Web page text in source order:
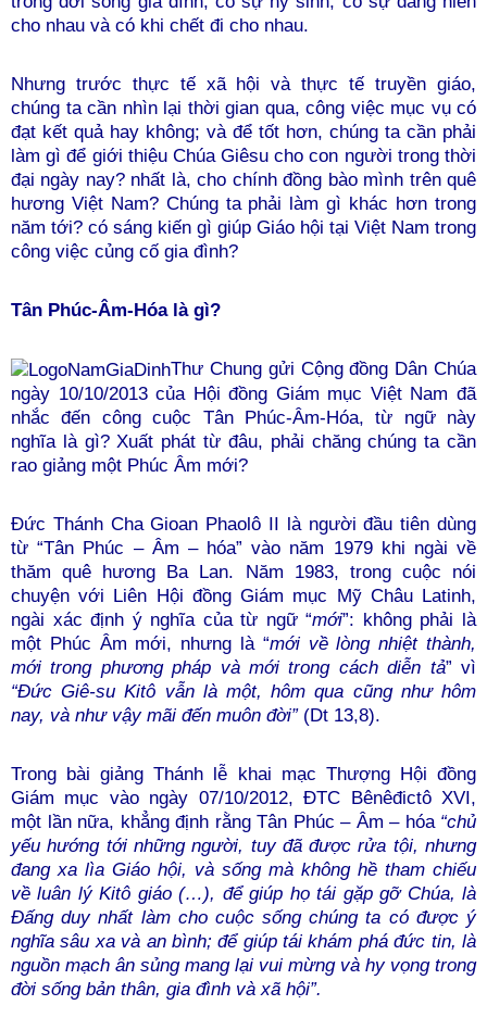
cho nhau và có khi chết đi cho nhau.
Nhưng trước thực tế xã hội và thực tế truyền giáo,
chúng ta cần nhìn lại thời gian qua, công việc mục vụ có
đạt kết quả hay không; và để tốt hơn, chúng ta cần phải
làm gì để giới thiệu Chúa Giêsu cho con người trong thời
đại ngày nay? nhất là, cho chính đồng bào mình trên quê
hương Việt Nam? Chúng ta phải làm gì khác hơn trong
năm tới? có sáng kiến gì giúp Giáo hội tại Việt Nam trong
công việc củng cố gia đình?
Tân Phúc-Âm-Hóa là gì?
Thư Chung gửi Cộng đồng Dân Chúa
ngày 10/10/2013 của Hội đồng Giám mục Việt Nam đã
nhắc đến công cuộc Tân Phúc-Âm-Hóa, từ ngữ này
nghĩa là gì? Xuất phát từ đâu, phải chăng chúng ta cần
rao giảng một Phúc Âm mới?
Đức Thánh Cha Gioan Phaolô II là người đầu tiên dùng
từ “Tân Phúc – Âm – hóa” vào năm 1979 khi ngài về
thăm quê hương Ba Lan. Năm 1983, trong cuộc nói
chuyện với Liên Hội đồng Giám mục Mỹ Châu Latinh,
ngài xác định ý nghĩa của từ ngữ “mới”: không phải là
một Phúc Âm mới, nhưng là “mới về lòng nhiệt thành,
mới trong phương pháp và mới trong cách diễn tả”vì
“Đức Giê-su Kitô vẫn là một, hôm qua cũng như hôm
nay, và như vậy mãi đến muôn đời”(Dt 13,8).
Trong bài giảng Thánh lễ khai mạc Thượng Hội đồng
Giám mục vào ngày 07/10/2012, ĐTC Bênêđictô XVI,
một lần nữa, khẳng định rằng Tân Phúc – Âm – hóa“chủ
yếu hướng tới những người, tuy đã được rửa tội, nhưng
đang xa lìa Giáo hội, và sống mà không hề tham chiếu
về luân lý Kitô giáo (…), để giúp họ tái gặp gỡ Chúa, là
Đấng duy nhất làm cho cuộc sống chúng ta có được ý
nghĩa sâu xa và an bình; để giúp tái khám phá đức tin, là
nguồn mạch ân sủng mang lại vui mừng và hy vọng trong
đời sống bản thân, gia đình và xã hội”.